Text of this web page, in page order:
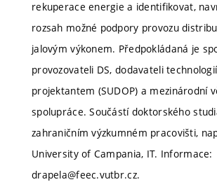
rekuperace energie a identifikovat,
rozsah možné podpory provozu
jalovým výkonem. Předpokládaná je
provozovateli DS, dodavateli
projektantem (SUDOP) a mezinárodní
spolupráce. Součástí doktorského
zahraničním výzkumném pracovišti,
University of Campania, IT. Informace:
drapela@feec.vutbr.cz.